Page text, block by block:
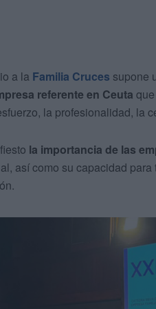
a la Familia Cruces supone
referente en Ceuta
la profesionalidad, la
la importancia de las
así como su capacidad